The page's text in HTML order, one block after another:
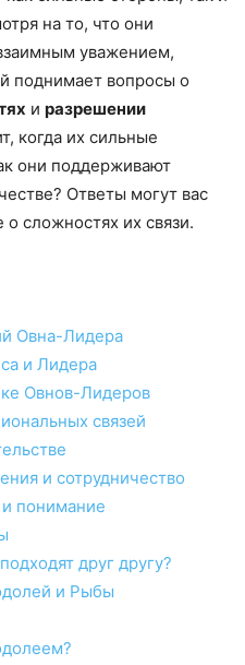
на то, что они
уважением,
поднимает вопросы о
и разрешении
когда их сильные
они поддерживают
Ответы могут вас
о сложностях их связи.
Овна-Лидера
и Лидера
Овнов-Лидеров
связей
и сотрудничество
понимание
друг другу?
и Рыбы